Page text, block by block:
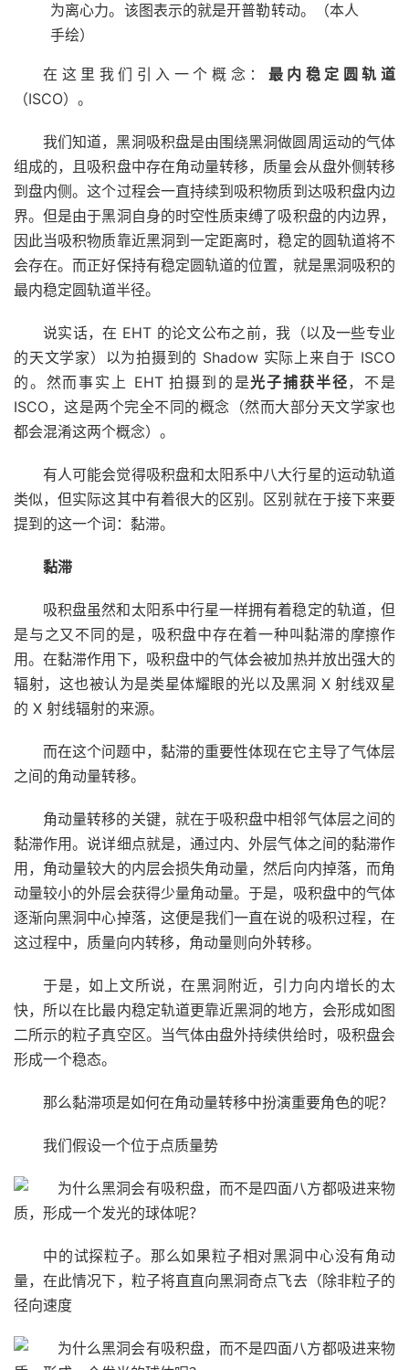
为离心力。该图表示的就是开普勒转动。（本人
手绘）
在这里我们引入一个概念： 最内稳定圆轨道
（ISCO）。
我们知道，黑洞吸积盘是由围绕黑洞做圆周运动的气体
组成的，且吸积盘中存在角动量转移，质量会从盘外侧转移
到盘内侧。这个过程会一直持续到吸积物质到达吸积盘内边
界。但是由于黑洞自身的时空性质束缚了吸积盘的内边界，
因此当吸积物质靠近黑洞到一定距离时，稳定的圆轨道将不
会存在。而正好保持有稳定圆轨道的位置，就是黑洞吸积的
最内稳定圆轨道半径。
说实话，在 EHT 的论文公布之前，我（以及一些专业
的天文学家）以为拍摄到的 Shadow 实际上来自于 ISCO
的。然而事实上 EHT 拍摄到的是光子捕获半径，不是
ISCO，这是两个完全不同的概念（然而大部分天文学家也
都会混淆这两个概念）。
有人可能会觉得吸积盘和太阳系中八大行星的运动轨道
类似，但实际这其中有着很大的区别。区别就在于接下来要
提到的这一个词：黏滞。
黏滞
吸积盘虽然和太阳系中行星一样拥有着稳定的轨道，但
是与之又不同的是，吸积盘中存在着一种叫黏滞的摩擦作
用。在黏滞作用下，吸积盘中的气体会被加热并放出强大的
辐射，这也被认为是类星体耀眼的光以及黑洞 X 射线双星
的 X 射线辐射的来源。
而在这个问题中，黏滞的重要性体现在它主导了气体层
之间的角动量转移。
角动量转移的关键，就在于吸积盘中相邻气体层之间的
黏滞作用。说详细点就是，通过内、外层气体之间的黏滞作
用，角动量较大的内层会损失角动量，然后向内掉落，而角
动量较小的外层会获得少量角动量。于是，吸积盘中的气体
逐渐向黑洞中心掉落，这便是我们一直在说的吸积过程，在
这过程中，质量向内转移，角动量则向外转移。
于是，如上文所说，在黑洞附近，引力向内增长的太
快，所以在比最内稳定轨道更靠近黑洞的地方，会形成如图
二所示的粒子真空区。当气体由盘外持续供给时，吸积盘会
形成一个稳态。
那么黏滞项是如何在角动量转移中扮演重要角色的呢？
我们假设一个位于点质量势
中的试探粒子。那么如果粒子相对黑洞中心没有角动
量，在此情况下，粒子将直直向黑洞奇点飞去（除非粒子的
径向速度